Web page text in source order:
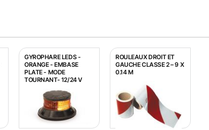
GYROPHARE LEDS -
ORANGE - EMBASE
PLATE - MODE
TOURNANT- 12/24 V
ROULEAUX DROIT ET
GAUCHE CLASSE 2 – 9 X
0.14 M